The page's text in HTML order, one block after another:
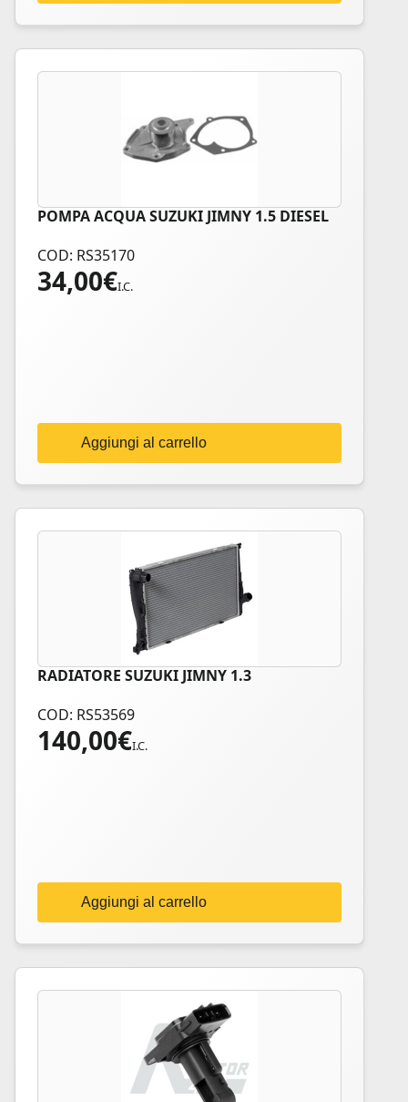
POMPA ACQUA SUZUKI JIMNY 1.5 DIESEL
COD: RS35170
34,00€I.C.
Aggiungi al carrello
RADIATORE SUZUKI JIMNY 1.3
COD: RS53569
140,00€I.C.
Aggiungi al carrello